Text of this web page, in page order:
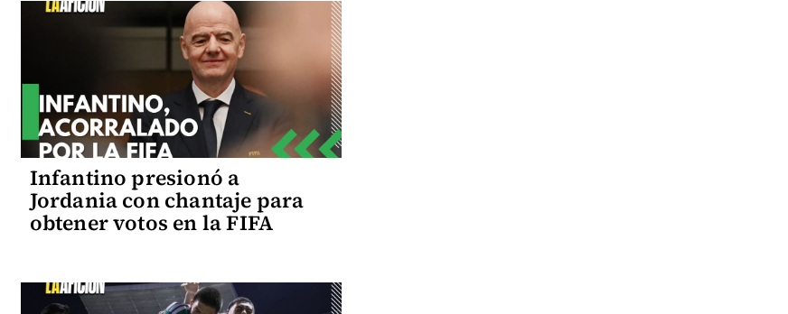
Infantino presionó a
Jordania con chantaje para
obtener votos en la FIFA